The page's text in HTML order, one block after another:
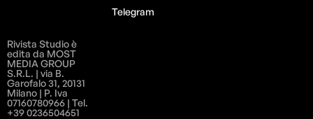
Telegram
Rivista Studio è
edita da MOST
MEDIA GROUP
S.R.L. | via B.
Garofalo 31, 20131
Milano | P. Iva
07160780966 | Tel.
+39 0236504651